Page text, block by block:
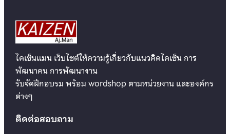
ไคเซ็นแมน เว็บไซต์ให้ความรู้เกี่ยวกับแนวคิดไคเซ็น การ
พัฒนาคน การพัฒนางาน
รับจัดฝึกอบรม พร้อม wordshop ตามหน่วยงาน และองค์กร
ต่างๆ
ติดต่อสอบถาม